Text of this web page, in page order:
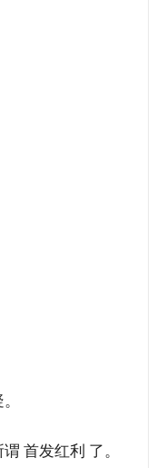
首发红利 了。